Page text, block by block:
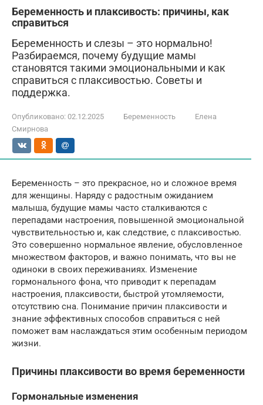
Беременность и плаксивость: причины, как
справиться
Беременность и слезы – это нормально!
Разбираемся, почему будущие мамы
становятся такими эмоциональными и как
справиться с плаксивостью. Советы и
поддержка.
Опубликовано: 02.12.2025 Беременность
Елена
Смирнова
Беременность – это прекрасное, но и сложное время
для женщины. Наряду с радостным ожиданием
малыша, будущие мамы часто сталкиваются с
перепадами настроения, повышенной эмоциональной
чувствительностью и, как следствие, с плаксивостью.
Это совершенно нормальное явление, обусловленное
множеством факторов, и важно понимать, что вы не
одиноки в своих переживаниях. Изменение
гормонального фона, что приводит к перепадам
настроения, плаксивости, быстрой утомляемости,
отсутствию сна. Понимание причин плаксивости и
знание эффективных способов справиться с ней
поможет вам наслаждаться этим особенным периодом
жизни.
Причины плаксивости во время беременности
Гормональные изменения